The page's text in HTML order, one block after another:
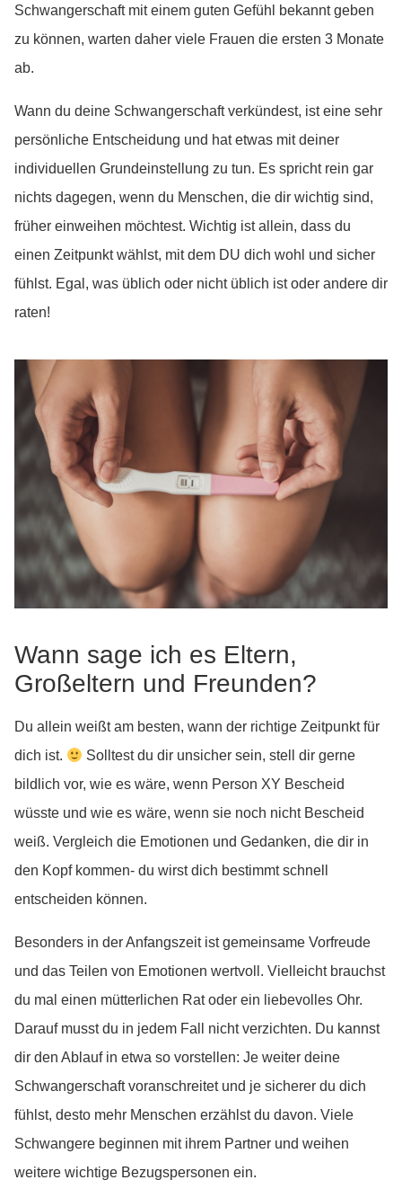
Schwangerschaft mit einem guten Gefühl bekannt geben
zu können, warten daher viele Frauen die ersten 3 Monate
ab.
Wann du deine Schwangerschaft verkündest, ist eine sehr
persönliche Entscheidung und hat etwas mit deiner
individuellen Grundeinstellung zu tun. Es spricht rein gar
nichts dagegen, wenn du Menschen, die dir wichtig sind,
früher einweihen möchtest. Wichtig ist allein, dass du
einen Zeitpunkt wählst, mit dem DU dich wohl und sicher
fühlst. Egal, was üblich oder nicht üblich ist oder andere dir
raten!
Wann sage ich es Eltern,
Großeltern und Freunden?
Du allein weißt am besten, wann der richtige Zeitpunkt für
dich ist.
Solltest du dir unsicher sein, stell dir gerne
bildlich vor, wie es wäre, wenn Person XY Bescheid
wüsste und wie es wäre, wenn sie noch nicht Bescheid
weiß. Vergleich die Emotionen und Gedanken, die dir in
den Kopf kommen- du wirst dich bestimmt schnell
entscheiden können.
Besonders in der Anfangszeit ist gemeinsame Vorfreude
und das Teilen von Emotionen wertvoll. Vielleicht brauchst
du mal einen mütterlichen Rat oder ein liebevolles Ohr.
Darauf musst du in jedem Fall nicht verzichten. Du kannst
dir den Ablauf in etwa so vorstellen: Je weiter deine
Schwangerschaft voranschreitet und je sicherer du dich
fühlst, desto mehr Menschen erzählst du davon. Viele
Schwangere beginnen mit ihrem Partner und weihen
weitere wichtige Bezugspersonen ein.